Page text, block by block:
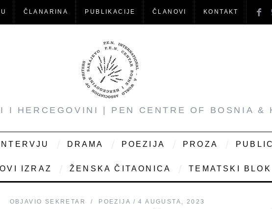
ČLANARINA PUBLIKACIJE ČLANOVI KONTAKT
I HERCEGOVINI | PEN CENTRE OF BOSNIA &
INTERVJU DRAMA POEZIJA PROZA
IZRAZ ŽENSKA ČITAONICA TEMATSKI
OBJAVIO SEKRETAR POEZIJA 4 AUGUSTA, 2023